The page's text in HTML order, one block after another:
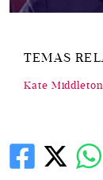
TEMAS
Kate Middleton